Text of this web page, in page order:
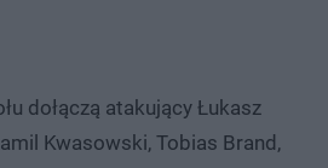
dołączą atakujący Łukasz
Kwasowski, Tobias Brand,